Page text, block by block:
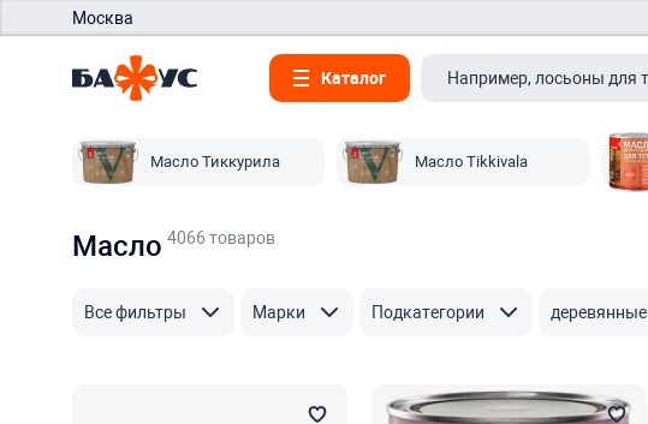
Москва
Каталог
Масло Тиккурила Масло Tikkivala
Масло4066 товаров
Все фильтры Марки Подкатегории деревянные